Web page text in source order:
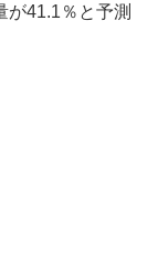
が41.1％と予測